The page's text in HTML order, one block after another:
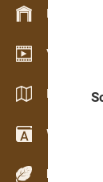
Video
Kataloge
Wörterbuch
Holzarten